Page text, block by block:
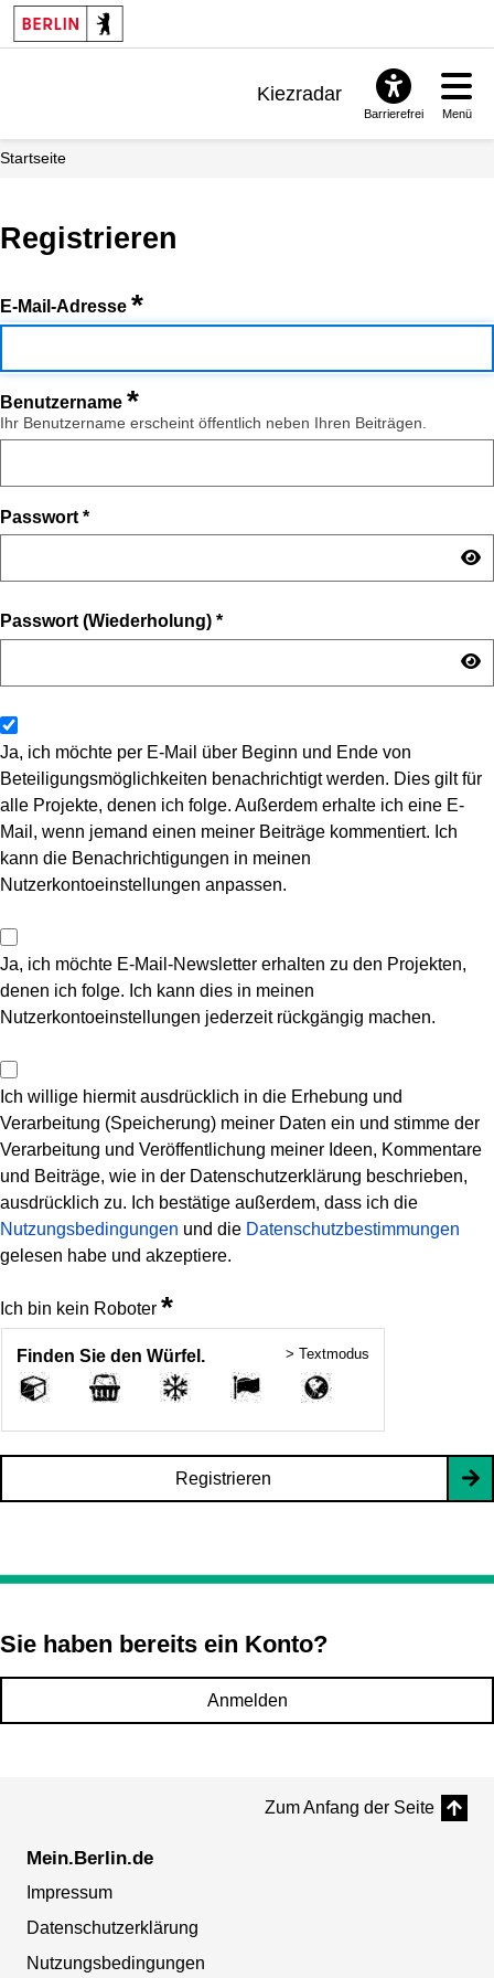
Kiezradar
Barrierefrei Menü
Startseite
Registrieren
E-Mail-Adresse *
Benutzername *
Ihr Benutzername erscheint öffentlich neben Ihren Beiträgen.
Passwort *
Passwort (Wiederholung) *
Ja, ich möchte per E-Mail über Beginn und Ende von
Beteiligungsmöglichkeiten benachrichtigt werden. Dies gilt für
alle Projekte, denen ich folge. Außerdem erhalte ich eine E-
Mail, wenn jemand einen meiner Beiträge kommentiert. Ich
kann die Benachrichtigungen in meinen
Nutzerkontoeinstellungen anpassen.
Ja, ich möchte E-Mail-Newsletter erhalten zu den Projekten,
denen ich folge. Ich kann dies in meinen
Nutzerkontoeinstellungen jederzeit rückgängig machen.
Ich willige hiermit ausdrücklich in die Erhebung und
Verarbeitung (Speicherung) meiner Daten ein und stimme der
Verarbeitung und Veröffentlichung meiner Ideen, Kommentare
und Beiträge, wie in der Datenschutzerklärung beschrieben,
ausdrücklich zu. Ich bestätige außerdem, dass ich die
Nutzungsbedingungen und die Datenschutzbestimmungen
gelesen habe und akzeptiere.
Ich bin kein Roboter *
Finden Sie den Würfel. > Textmodus
Registrieren
Sie haben bereits ein Konto?
Anmelden
Zum Anfang der Seite
Mein.Berlin.de
Impressum
Datenschutzerklärung
Nutzungsbedingungen